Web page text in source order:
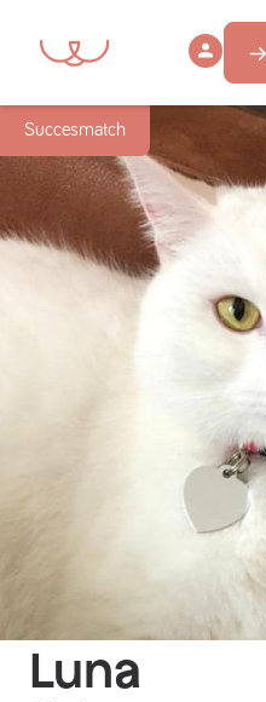
Succesmatch
Luna